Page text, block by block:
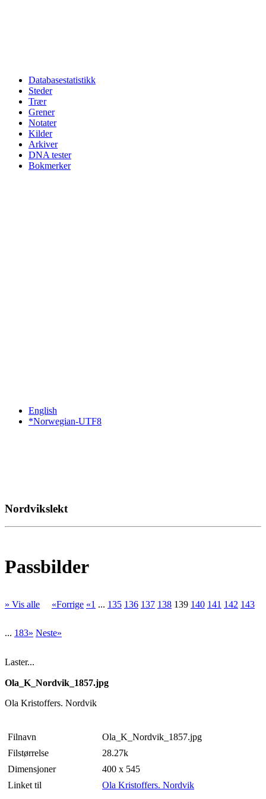
Databasestatistikk
Steder
Trær
Grener
Notater
Kilder
Arkiver
DNA tester
Bokmerker
English
*Norwegian-UTF8
Nordvikslekt
Passbilder
» Vis alle «Forrige «1 ... 135 136 137 138 139 140 141 142 143
... 183» Neste»
Laster...
Ola_K_Nordvik_1857.jpg
Ola Kristoffers. Nordvik
Filnavn
Ola_K_Nordvik_1857.jpg
Filstørrelse
28.27k
Dimensjoner
400 x 545
Linket til
Ola Kristoffers. Nordvik